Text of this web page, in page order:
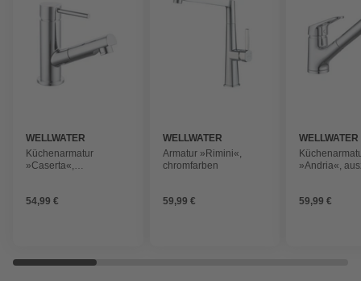
WELLWATER
Küchenarmatur
»Caserta«,
54,99 €
WELLWATER
Armatur »Rimini«,
chromfarben
59,99 €
WELLWATER
»Andria«,
59,99 €